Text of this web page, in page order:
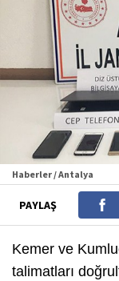
Haberler / Antalya
PAYLAŞ
Kemer ve
talimatları